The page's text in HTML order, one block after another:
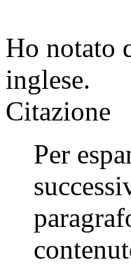
Ho notato
inglese.
Citazione
Per